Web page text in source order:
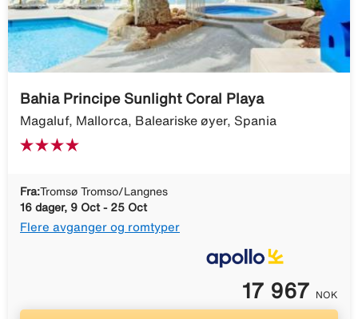
Bahia Principe Sunlight Coral Playa
Magaluf, Mallorca, Baleariske øyer, Spania
Fra:Tromsø Tromso/Langnes
16 dager, 9 Oct - 25 Oct
Flere avganger og romtyper
17 967 NOK